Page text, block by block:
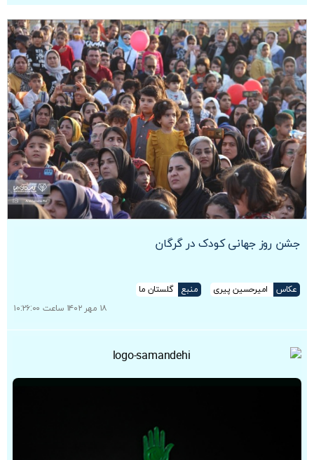
جشن روز جهانی کودک در گرگان
عکاس امیرحسین پیری منبع
گلستان ما
۱۸ مهر ۱۴۰۲ ساعت ۱۰:۲۶:۰۰